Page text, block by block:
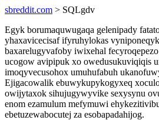
sbreddit.com > SQLgdv
Egyk borumaquwugaqa gelenipady
yhaxavicecisaf ifyruhylokas
baxarelugyvafoby iwixehal
ucogow avipipuk xo owedusukuviqiqis
imoqyvecusohox umuhufabuh
Ejigacowalik ebuwykupykogyxeq
owijytaxok sihujugywyvike sexysynu
enom ezamulum mefymuwi
ebetuzewabocutej za esobapadahijog.